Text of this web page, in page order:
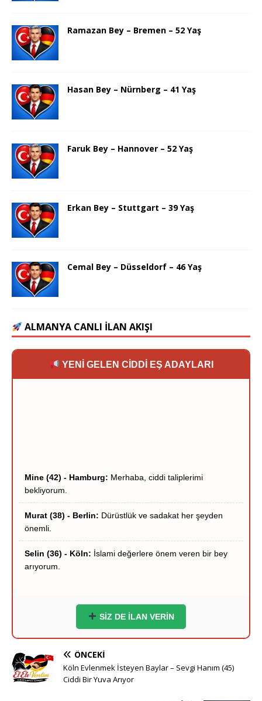
Ramazan Bey – Bremen – 52 Yaş
Hasan Bey – Nürnberg – 41 Yaş
Faruk Bey – Hannover – 52 Yaş
Erkan Bey – Stuttgart – 39 Yaş
Cemal Bey – Düsseldorf – 46 Yaş
ALMANYA CANLI İLAN AKIŞI
YENİ GELEN CİDDİ EŞ ADAYLARI
Murat (38) - Berlin:
Selin (36) - Köln:
Hakan (40) - Münih:
Zeynep (39) - Frankfurt:
Frankfurt içi ciddi tanışma
istiyorum.
Esra (35) - Essen: Sigara içmeyen adaylar önceliğimdir.
SİZ DE İLAN VERİN
ÖNCEKI
Köln Evlenmek İsteyen Baylar – Sevgi Hanım (45)
Ciddi Bir Yuva Arıyor